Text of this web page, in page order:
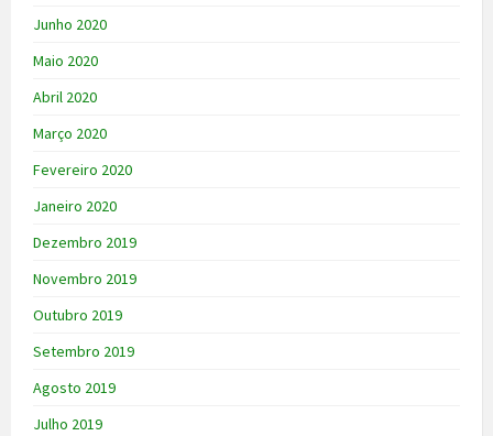
Junho 2020
Maio 2020
Abril 2020
Março 2020
Fevereiro 2020
Janeiro 2020
Dezembro 2019
Novembro 2019
Outubro 2019
Setembro 2019
Agosto 2019
Julho 2019